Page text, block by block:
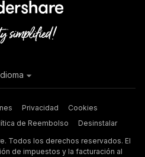
Privacidad
Cookies
de Reembolso
Desinstalar
Todos los derechos reservados. El
de impuestos y la facturación al